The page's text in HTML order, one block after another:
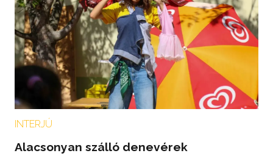
INTERJÚ
Alacsonyan szálló denevérek